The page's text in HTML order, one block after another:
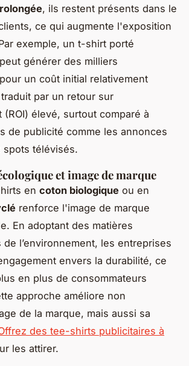
, ils restent présents dans le
ce qui augmente l'exposition
exemple, un t-shirt porté
générer des milliers
un coût initial relativement
par un retour sur
(ROI) élevé, surtout comparé à
de publicité comme les annonces
télévisés.
et image de marque
en coton biologique ou en
renforce l'image de marque
En adoptant des matières
l’environnement, les entreprises
envers la durabilité, ce
en plus de consommateurs
approche améliore non
de la marque, mais aussi sa
des tee-shirts publicitaires à
les attirer.